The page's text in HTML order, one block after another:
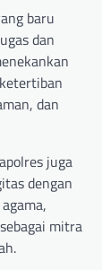
baru
dan
dan
juga
dengan
mitra